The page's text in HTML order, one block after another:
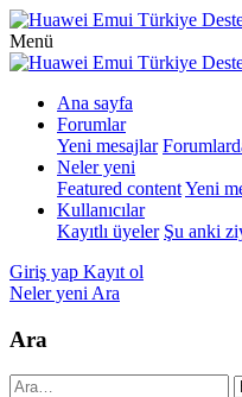
Menü
Ana sayfa
Forumlar
Yeni mesajlar
Neler yeni
Featured contentYeni
Kullanıcılar
Kayıtlı üyeler Şu anki
Giriş yap Kayıt ol
Neler yeni Ara
Ara